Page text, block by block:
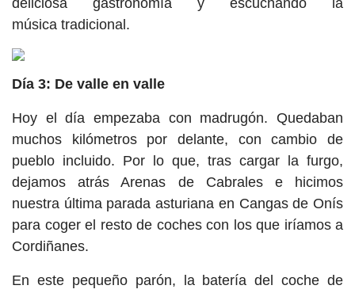
deliciosa gastronomía y escuchando la
música tradicional.
Día 3: De valle en valle
Hoy el día empezaba con madrugón. Quedaban
muchos kilómetros por delante, con cambio de
pueblo incluido. Por lo que, tras cargar la furgo,
dejamos atrás Arenas de Cabrales e hicimos
nuestra última parada asturiana en Cangas de Onís
para coger el resto de coches con los que iríamos a
Cordiñanes.
En este pequeño parón, la batería del coche de